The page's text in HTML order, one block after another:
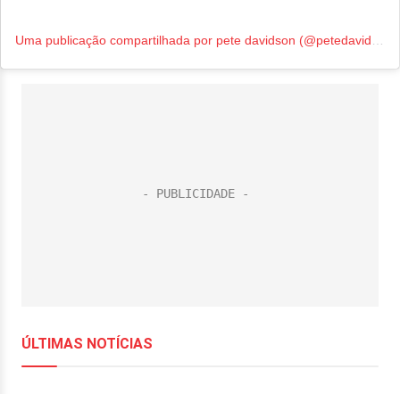
Uma publicação compartilhada por pete davidson (@petedavidson.93)